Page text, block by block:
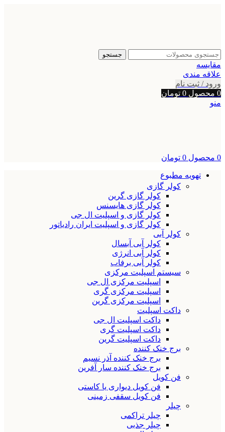
جستجو
مقایسه
علاقه مندی
ورود / ثبت نام
0 محصول 0 تومان
منو
0 محصول 0 تومان
تهویه مطبوع
کولر گازی
کولر گازی گرین
کولر گازی هایسنس
کولر گازی و اسپلیت ال جی
کولر گازی و اسپلیت ایران رادیاتور
کولر آبی
کولر آبی آبسال
کولر آبی انرژی
کولر آبی برفاب
سیستم اسپلیت مرکزی
اسپلیت مرکزی ال جی
اسپلیت مرکزی گری
اسپلیت مرکزی گرین
داکت اسپلیت
داکت اسپلیت ال جی
داکت اسپلیت گری
داکت اسپلیت گرین
برج خنک کننده
برج خنک کننده آذر نسیم
برج خنک کننده سار آفرین
فن کویل
فن کویل دیواری یا کاستی
فن کویل سقفی زمینی
چیلر
چیلر تراکمی
چیلر جذبی